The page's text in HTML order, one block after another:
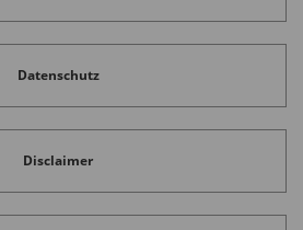
Datenschutz
Disclaimer